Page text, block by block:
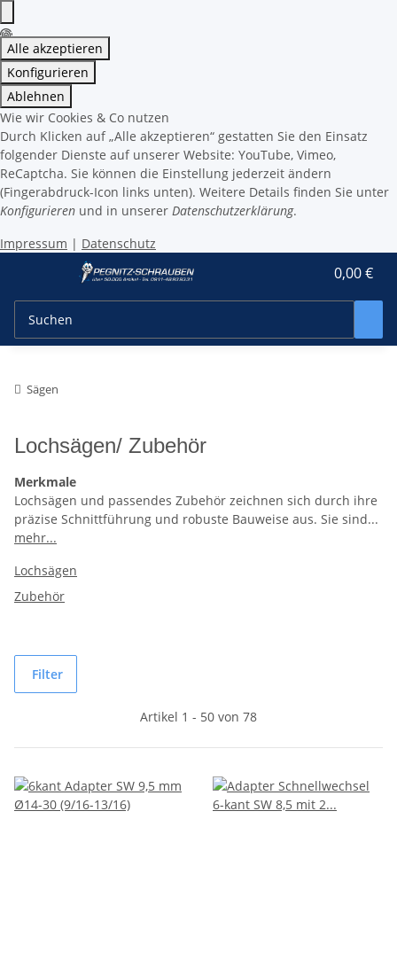
Alle akzeptieren
Konfigurieren
Ablehnen
Wie wir Cookies & Co nutzen
Durch Klicken auf „Alle akzeptieren“ gestatten Sie den Einsatz
folgender Dienste auf unserer Website: YouTube, Vimeo,
ReCaptcha. Sie können die Einstellung jederzeit ändern
(Fingerabdruck-Icon links unten). Weitere Details finden Sie unter
Konfigurieren und in unserer Datenschutzerklärung.
Impressum | Datenschutz
0,00 €
Sägen
Lochsägen/ Zubehör
Merkmale
Lochsägen und passendes Zubehör zeichnen sich durch ihre
präzise Schnittführung und robuste Bauweise aus. Sie sind...
mehr...
Lochsägen
Zubehör
Filter
Artikel 1 - 50 von 78